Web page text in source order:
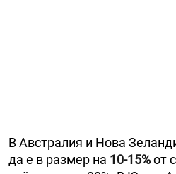
В Австралия и Нова
да е в размер на 10-15%от